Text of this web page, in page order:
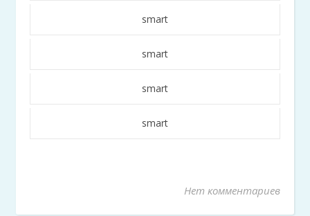
smart
smart
smart
smart
Нет комментариев